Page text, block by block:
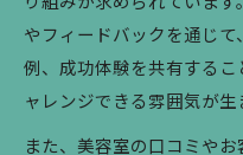
やフィードバックを通じ
例、成功体験を共有する
ャレンジできる雰囲気が生
また、美容室の口コミや